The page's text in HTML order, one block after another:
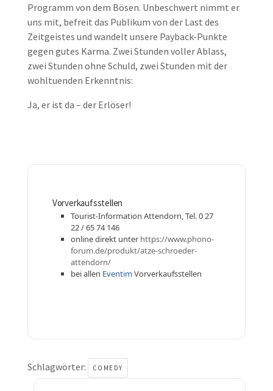
Programm von dem Bösen. Unbeschwert nimmt er
uns mit, befreit das Publikum von der Last des
Zeitgeistes und wandelt unsere Payback-Punkte
gegen gutes Karma. Zwei Stunden voller Ablass,
zwei Stunden ohne Schuld, zwei Stunden mit der
wohltuenden Erkenntnis:
Ja, er ist da – der Erlöser!
Vorverkaufsstellen
Tourist-Information Attendorn, Tel. 0 27
22 / 65 74 146
online direkt unter https://www.phono-
forum.de/produkt/atze-schroeder-
attendorn/
bei allen Eventim Vorverkaufsstellen
Schlagwörter: COMEDY